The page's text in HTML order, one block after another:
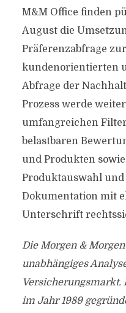
M&M Office finden
August die
Präferenzabfrage
kundenorientierten
Abfrage der
Prozess werde
umfangreichen
belastbaren
und Produkten
Produktauswahl
Dokumentation mit
Unterschrift
Die Morgen &
unabhängiges
Versicherungsmarkt.
im Jahr 1989